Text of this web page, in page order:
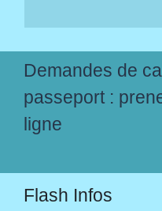
Demandes de
passeport :
ligne
Flash Infos